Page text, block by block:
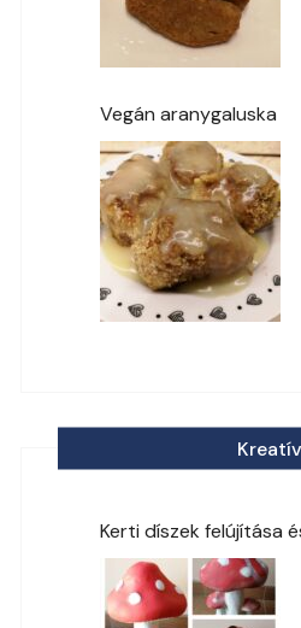
Vegán aranygaluska
Kreatív
Kerti díszek felújítása